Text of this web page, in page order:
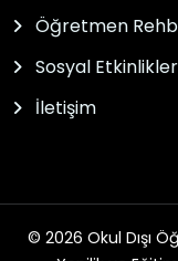
Öğretmen
Sosyal
İletişim
© 2026 Okul Dışı